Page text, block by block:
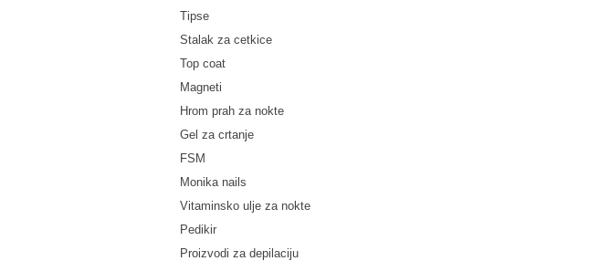
Tipse
Stalak za cetkice
Top coat
Magneti
Hrom prah za nokte
Gel za crtanje
FSM
Monika nails
Vitaminsko ulje za nokte
Pedikir
Proizvodi za depilaciju